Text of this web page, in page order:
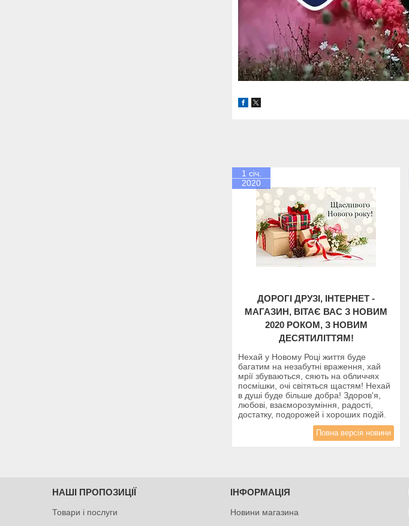
1 січ.
2020
ДОРОГІ ДРУЗІ, ІНТЕРНЕТ -
МАГАЗИН, ВІТАЄ ВАС З НОВИМ
2020 РОКОМ, З НОВИМ
ДЕСЯТИЛІТТЯМ!
Нехай у Новому Році життя буде
багатим на незабутні враження, хай
мрії збуваються, сяють на обличчях
посмішки, очі світяться щастям! Нехай
в душі буде більше добра! Здоров'я,
любові, взаєморозуміння, радості,
достатку, подорожей і хороших подій.
Повна версія новини
НАШІ ПРОПОЗИЦІЇ
Товари і послуги
ІНФОРМАЦІЯ
Новини магазина